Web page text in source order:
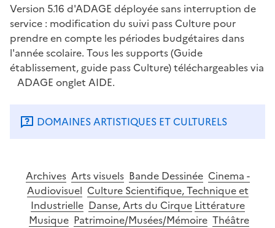
Version 5.16 d'ADAGE déployée sans interruption de
service : modification du suivi pass Culture pour
prendre en compte les périodes budgétaires dans
l'année scolaire. Tous les supports (Guide
établissement, guide pass Culture) téléchargeables via
ADAGE onglet AIDE.
DOMAINES ARTISTIQUES ET CULTURELS
Archives Arts visuels Bande Dessinée Cinema -
Audiovisuel Culture Scientifique, Technique et
Industrielle Danse, Arts du Cirque Littérature
Musique Patrimoine/Musées/Mémoire Théâtre